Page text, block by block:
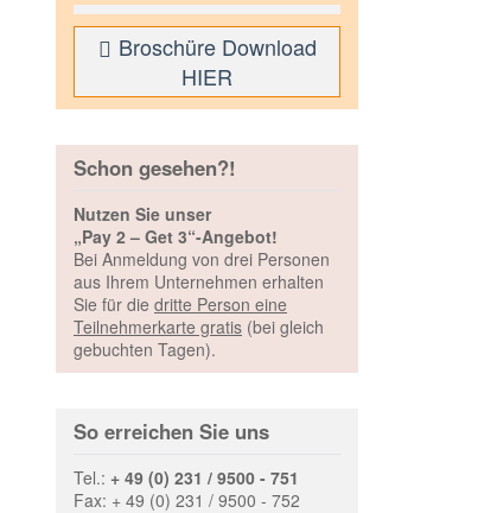
Broschüre Download
HIER
Schon gesehen?!
Nutzen Sie unser
„Pay 2 – Get 3“-Angebot!
Bei Anmeldung von drei Personen
aus Ihrem Unternehmen erhalten
Sie für die dritte Person eine
Teilnehmerkarte gratis (bei gleich
gebuchten Tagen).
So erreichen Sie uns
Tel.: + 49 (0) 231 / 9500 - 751
Fax: + 49 (0) 231 / 9500 - 752